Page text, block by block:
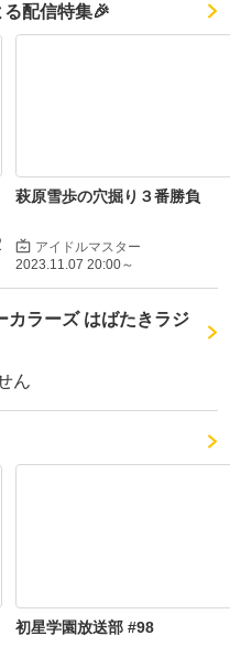
アイドルマスター
配信特集🎉
萩原雪歩の穴掘り３番勝負
アイドルマスター
2023.11.07 20:00～
カラーズ はばたきラジ
ん
初星学園放送部 #98